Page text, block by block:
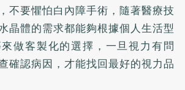
不要懼怕白內障手術，隨著醫療技
晶體的需求都能夠根據個人生活型
做客製化的選擇，一旦視力有問
確認病因，才能找回最好的視力品